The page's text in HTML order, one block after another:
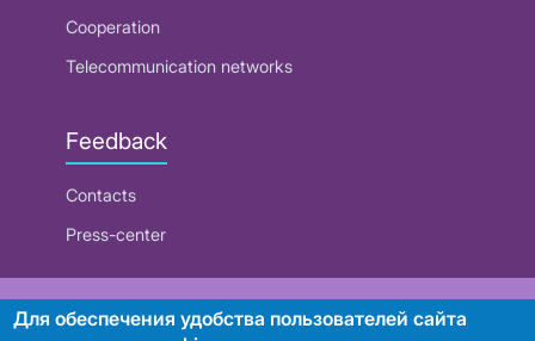
Cooperation
Telecommunication networks
Feedback
Contacts
Press-center
RUE "Beltelecom"
Для обеспечения удобства пользователей сайта